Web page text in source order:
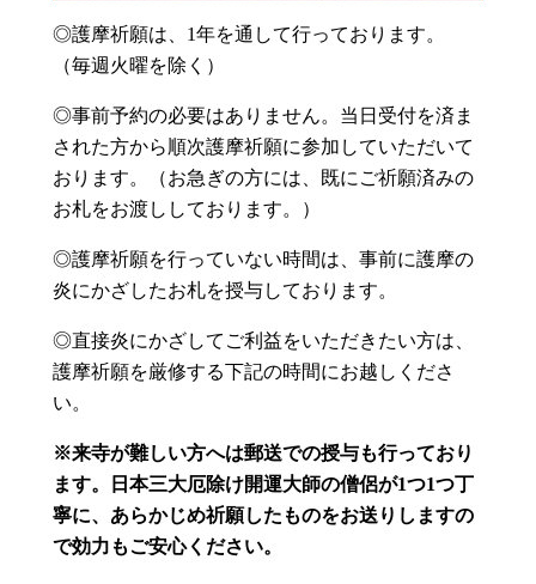
◎護摩祈願は、1年を通して行っております。
（毎週火曜を除く）
◎事前予約の必要はありません。当日受付を済ま
された方から順次護摩祈願に参加していただいて
おります。（お急ぎの方には、既にご祈願済みの
お札をお渡ししております。）
◎護摩祈願を行っていない時間は、事前に護摩の
炎にかざしたお札を授与しております。
◎直接炎にかざしてご利益をいただきたい方は、
護摩祈願を厳修する下記の時間にお越しくださ
い。
※来寺が難しい方へは郵送での授与も行っており
ます。
日本三大厄除け開運大師の僧侶が1つ1つ丁
寧に、あらかじめ祈願したものをお送りしますの
で効力もご安心ください。